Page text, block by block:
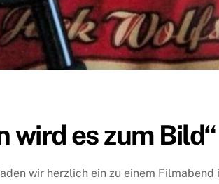
wird es zum Bild“
wir herzlich ein zu einem